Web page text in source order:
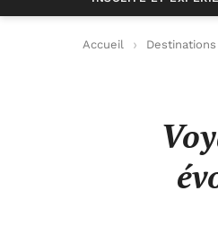
Accueil Destinations